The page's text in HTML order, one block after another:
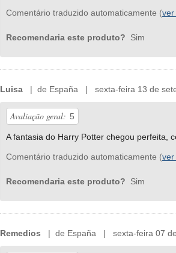
Comentário traduzido automaticamente (ver
Recomendaria este produto? Sim
Luisa | de España | sexta-feira 13 de
Avaliação geral: 5
A fantasia do Harry Potter chegou perfeita,
Comentário traduzido automaticamente (ver
Recomendaria este produto? Sim
Remedios | de España | sexta-feira 07 de